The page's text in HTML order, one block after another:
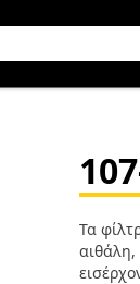
Τα
αιθάλη,